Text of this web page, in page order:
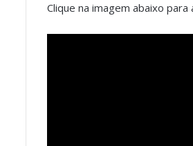
Clique na imagem abaixo